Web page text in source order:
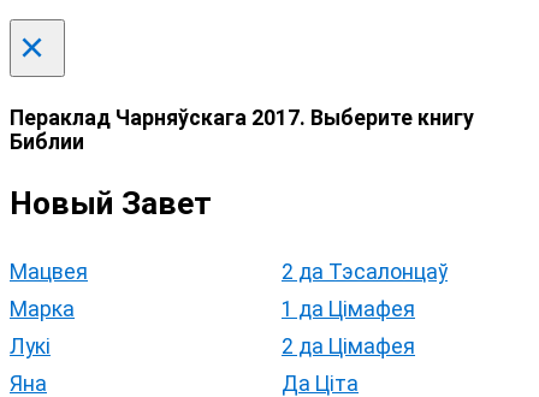
×
Пераклад Чарняўскага 2017. Выберите книгу
Библии
Новый Завет
Мацвея
Марка
Лукі
Яна
2 да Тэсалонцаў
1 да Цімафея
2 да Цімафея
Да Ціта